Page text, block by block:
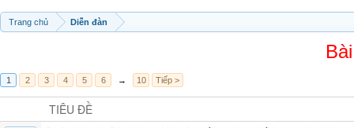
Trang chủ Diễn đàn
1 2 3 4 5 6 → 10 Tiếp >
TIÊU ĐỀ